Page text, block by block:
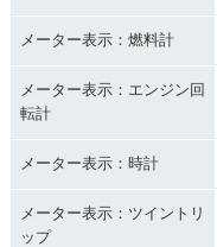
メーター表示：燃料計
メーター表示：エンジン回
転計
メーター表示：時計
メーター表示：ツイントリ
ップ